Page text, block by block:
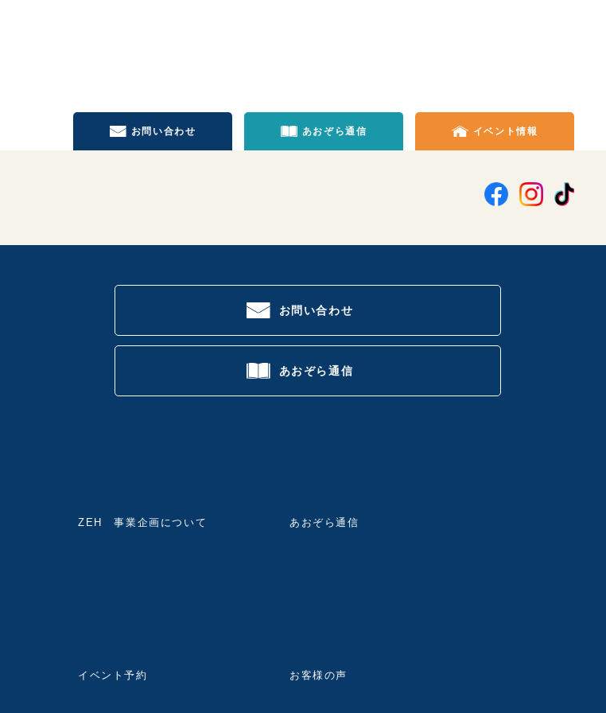
お問い合わせ あおぞら通信 イベント情報
お問い合わせ
あおぞら通信
ZEH 事業企画について あおぞら通信
イベント予約 お客様の声